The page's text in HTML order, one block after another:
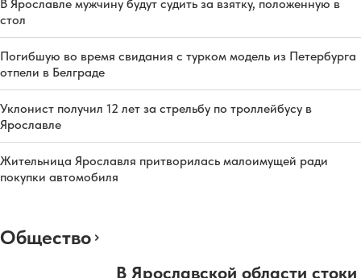
В Ярославле мужчину будут судить за взятку, положенную в
стол
Погибшую во время свидания с турком модель из Петербурга
отпели в Белграде
Уклонист получил 12 лет за стрельбу по троллейбусу в
Ярославле
Жительница Ярославля притворилась малоимущей ради
покупки автомобиля
Общество
В Ярославской области стоки